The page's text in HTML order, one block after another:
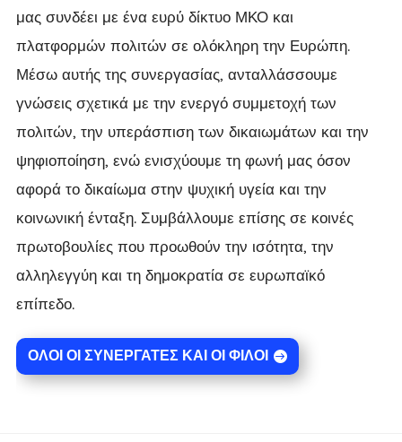
μας συνδέει με ένα ευρύ δίκτυο ΜΚΟ και
πλατφορμών πολιτών σε ολόκληρη την Ευρώπη.
Μέσω αυτής της συνεργασίας, ανταλλάσσουμε
γνώσεις σχετικά με την ενεργό συμμετοχή των
πολιτών, την υπεράσπιση των δικαιωμάτων και την
ψηφιοποίηση, ενώ ενισχύουμε τη φωνή μας όσον
αφορά το δικαίωμα στην ψυχική υγεία και την
κοινωνική ένταξη. Συμβάλλουμε επίσης σε κοινές
πρωτοβουλίες που προωθούν την ισότητα, την
αλληλεγγύη και τη δημοκρατία σε ευρωπαϊκό
επίπεδο.
ΌΛΟΙ ΟΙ ΣΥΝΕΡΓΆΤΕΣ ΚΑΙ ΟΙ ΦΊΛΟΙ